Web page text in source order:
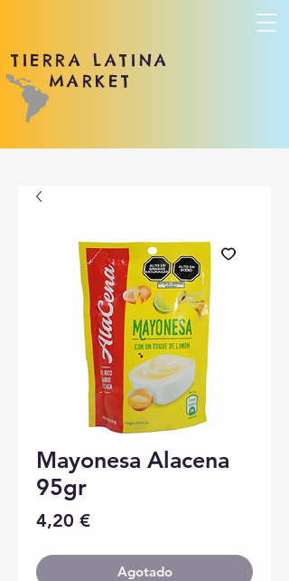
TIERRA LATINA
MARKET
Mayonesa Alacena
95gr
4,20 €Precio
Agotado